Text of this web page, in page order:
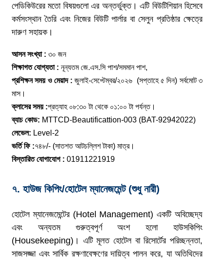
পেডিকিউরের মতো বিষয়গুলো এর অন্তর্ভুক্ত। এটি বিউটিশিয়ান হিসেবে
কর্মসংস্থান তৈরি এবং নিজের বিউটি পার্লার বা সেলুন প্রতিষ্ঠার ক্ষেত্রে
দারুণ সহায়ক।
আসন সংখ্যা : ৩০ জন
শিক্ষাগত যোগ্যতা : নূন্যতম জে.এস.সি পাশ/সমমান পাশ,
প্রশিক্ষন সময় ও মেয়াদ : জুলাই-সেপ্টেম্বর/২০২৬ (সপ্তাহে ৫ দিন) সর্বমোট ৩
মাস।
ক্লাসের সময় :প্রত্যাহ ০৮:৩০ টা থেকে ০১:০০ টা পর্যন্ত।
ব্যাচ কোড: MTTCD-Beautificattion-003 (BAT-92942022)
লেভেল: Level-2
ভর্তি ফি :৭৪৮/- (সাতশত আটচল্লিশ টাকা) মাত্র।
বিস্তারিত যোগাযোগ : 01911221919
৭. হাউজ কিপিং/হোটেল ম্যানেজমেন্ট (শুধু নারী)
হোটেল ম্যানেজমেন্টের (Hotel Management) একটি অবিচ্ছেদ্য
এবং অন্যতম গুরুত্বপূর্ণ অংশ হলো হাউসকিপিং
(Housekeeping)। এটি মূলত হোটেল বা রিসোর্টের পরিচ্ছন্নতা,
সাজসজ্জা এবং সার্বিক রক্ষণাবেক্ষণের দায়িত্ব পালন করে, যা অতিথিদের